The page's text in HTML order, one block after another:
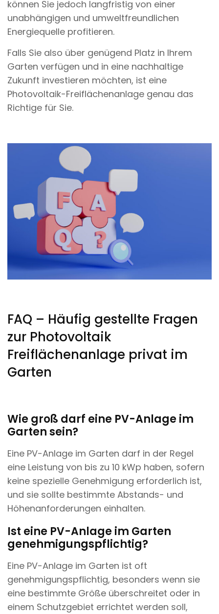
können Sie jedoch langfristig von einer
unabhängigen und umweltfreundlichen
Energiequelle profitieren.
Falls Sie also über genügend Platz in Ihrem
Garten verfügen und in eine nachhaltige
Zukunft investieren möchten, ist eine
Photovoltaik-Freiflächenanlage genau das
Richtige für Sie.
FAQ – Häufig gestellte Fragen
zur Photovoltaik
Freiflächenanlage privat im
Garten
Wie groß darf eine PV-Anlage im
Garten sein?
Eine PV-Anlage im Garten darf in der Regel
eine Leistung von bis zu 10 kWp haben, sofern
keine spezielle Genehmigung erforderlich ist,
und sie sollte bestimmte Abstands- und
Höhenanforderungen einhalten.
Ist eine PV-Anlage im Garten
genehmigungspflichtig?
Eine PV-Anlage im Garten ist oft
genehmigungspflichtig, besonders wenn sie
eine bestimmte Größe überschreitet oder in
einem Schutzgebiet errichtet werden soll,